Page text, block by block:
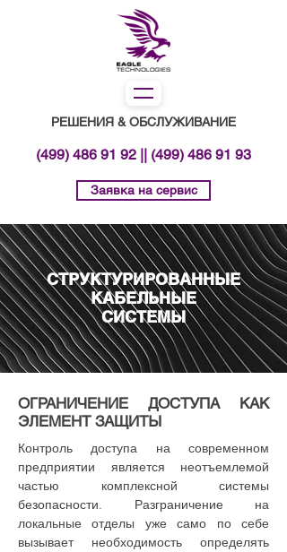
(499) 486 91 92 || (499) 486 91 93
Заявка на сервис
РЕШЕНИЯ & ОБСЛУЖИВАНИЕ
СТРУКТУРИРОВАННЫЕ
КАБЕЛЬНЫЕ
СИСТЕМЫ
ОГРАНИЧЕНИЕ ДОСТУПА КАК
ЭЛЕМЕНТ ЗАЩИТЫ
Контроль доступа на современном
предприятии является неотъемлемой
частью комплексной системы
безопасности. Разграничение на
локальные отделы уже само по себе
вызывает необходимость определять